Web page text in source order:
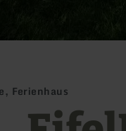
Ferienhaus